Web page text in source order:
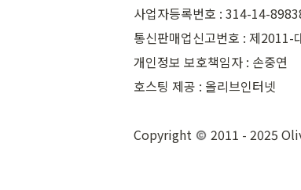
사업자등록번호 : 314-14-
통신판매업신고번호 : 제2011-
개인정보 보호책임자 : 손중연
호스팅 제공 : 올리브인터넷
Copyright 2011 - 2025